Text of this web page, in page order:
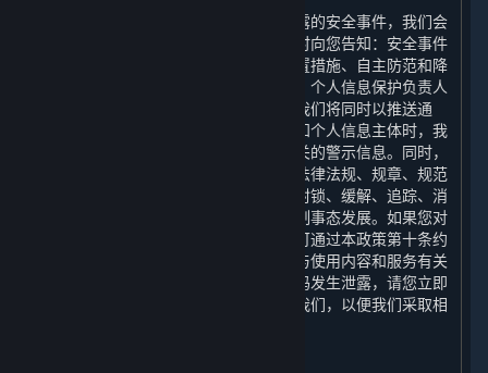
若我们确认我们的终端发生个人信息泄露的安全事件，我们会
启动应急预案，阻止安全事件扩大并及时向您告知：安全事件
的内容和影响、已采取或将要采取的处置措施、自主防范和降
低风险的建议、针对您提供的补救措施、个人信息保护负责人
或个人信息保护工作机构的联系方式。我们将同时以推送通
知、公告等形式告知您。当难以逐一告知个人信息主体时，我
们会采取合理、有效的方式发布与您有关的警示信息。同时，
我们还将根据网络安全事件的等级按照法律法规、规章、规范
性文件或政府的政策、命令等要求采取封锁、缓解、追踪、消
除和恢复等措施进行实施应急处置，控制事态发展。如果您对
我们的个人信息保护措施有任何疑问，可通过本政策第十条约
定的联系方式联系我们。如您发现自己与使用内容和服务有关
的个人信息泄密，尤其是您的账户及密码发生泄露，请您立即
通过本政策第十条约定的联系方式联络我们，以便我们采取相